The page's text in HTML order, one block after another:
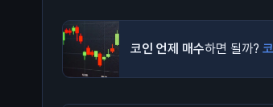
코인 언제 매수하면 될까?